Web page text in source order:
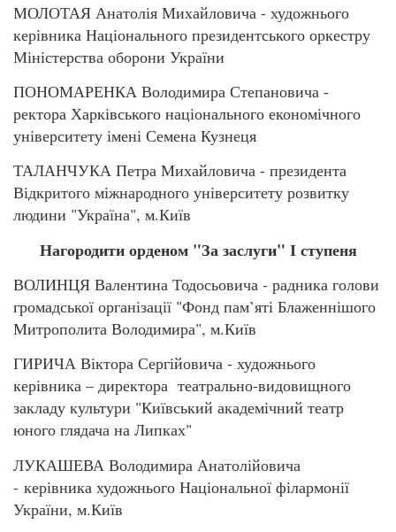
МОЛОТАЯ Анатолія Михайловича - художнього
керівника Національного президентського оркестру
Міністерства оборони України
ПОНОМАРЕНКА Володимира Степановича -
ректора Харківського національного економічного
університету імені Семена Кузнеця
ТАЛАНЧУКА Петра Михайловича - президента
Відкритого міжнародного університету розвитку
людини "Україна", м.Київ
Нагородити орденом "За заслуги" І ступеня
ВОЛИНЦЯ Валентина Тодосьовича - радника голови
громадської організації "Фонд пам’яті Блаженнішого
Митрополита Володимира", м.Київ
ГИРИЧА Віктора Сергійовича - художнього
керівника – директора театрально-видовищного
закладу культури "Київський академічний театр
юного глядача на Липках"
ЛУКАШЕВА Володимира Анатолійовича
- керівника художнього Національної філармонії
України, м.Київ